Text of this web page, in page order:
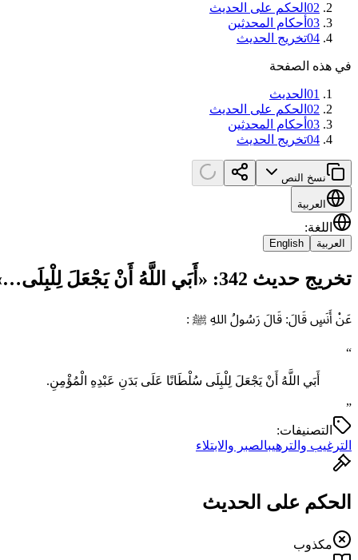
02 الحكم على الحديث
03 أحكام المحدثين
04تخريج الحديث
في هذه الصفحة
01 الحديث
02 الحكم على الحديث
03 أحكام المحدثين
04تخريج الحديث
نسخ النص
العربية
اللغة:
العربية English
تخريج حديث 342: «أَبَي اللَّهُ أَنْ يَجْعَلَ لِلْبِلَى…»
عَنْ أَنَسٍ قَالَ: قَالَ رَسُولُ اللهِ ﷺ :
“
أَبَي اللَّهُ أَنْ يَجْعَلَ لِلْبِلَى سُلْطَانًا عَلَى ‌بَدَنِ ‌عَبْدِهِ ‌الْمُؤْمِنِ.
”
التصنيفات:
الترغيب والترهيبالصبر والابتلاء
الحكم على الحديث
مكذوب